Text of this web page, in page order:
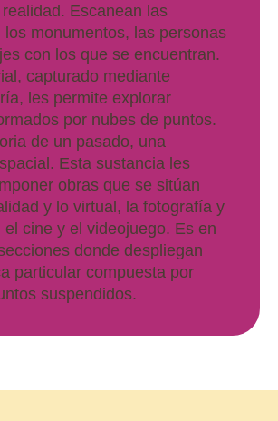
Escanean las
los monumentos, las personas
con los que se encuentran.
capturado mediante
les permite explorar
por nubes de puntos.
de un pasado, una
Esta sustancia les
obras que se sitúan
y lo virtual, la fotografía y
el cine y el videojuego. Es en
donde despliegan
particular compuesta por
suspendidos.